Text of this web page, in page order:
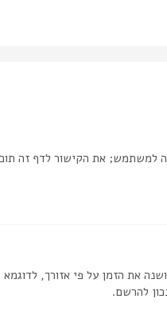
למשתמש; את הקישור לדף זה
הזמן על פי אזורך, לדוגמא
להרשם.